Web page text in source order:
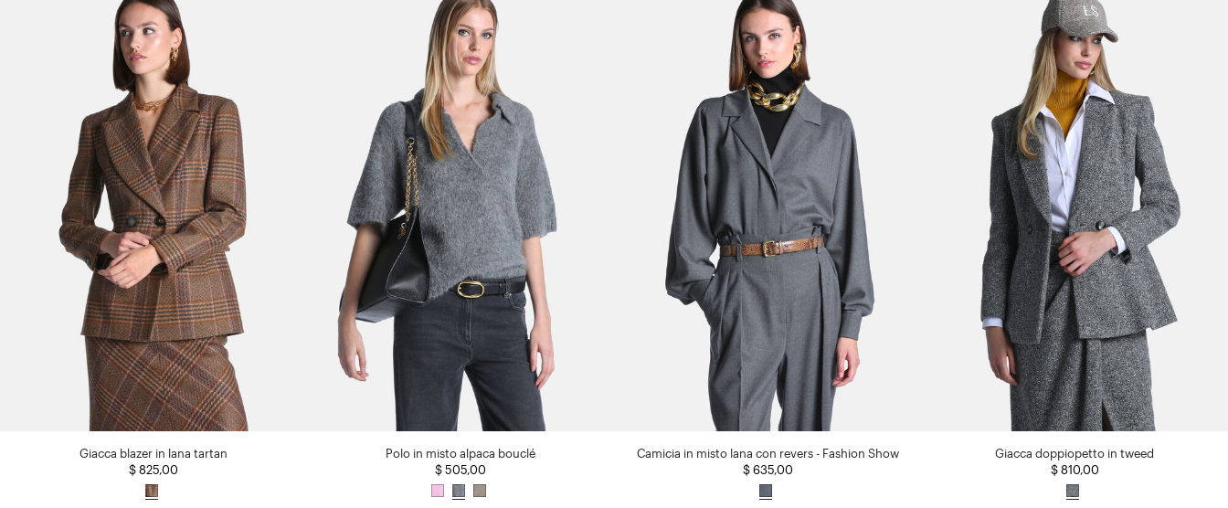
Giacca blazer in lana tartan
$ 825,00
Polo in misto alpaca bouclé
$ 505,00
Camicia in misto lana con revers - Fashion Show
$ 635,00
Giacca doppiopetto in tweed
$ 810,00